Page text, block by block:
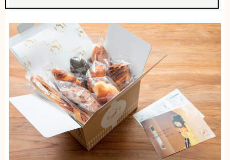
2
最低ご利用回数があるのが辛い！サービスに満
足できなくて辞めたくても、最低6回は頼まな
くちゃいけない。25,200円は絶対かかってしま
うので、気軽に始められないです。
さみりんさん